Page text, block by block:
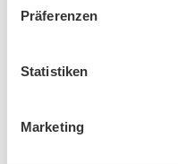
Präferenzen
Statistiken
Marketing
Fahrgeld zur